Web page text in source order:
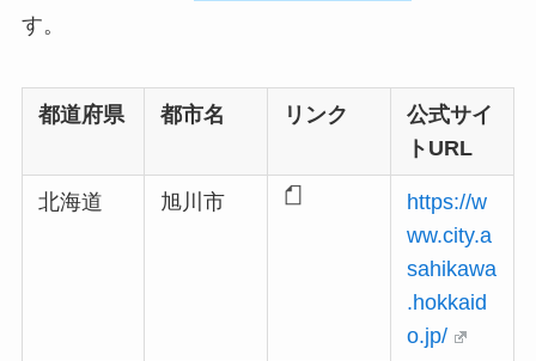
す。
都道府県 都市名 リンク
公式サイ
トURL
北海道 旭川市
https://w
ww.city.a
sahikawa
.hokkaid
o.jp/